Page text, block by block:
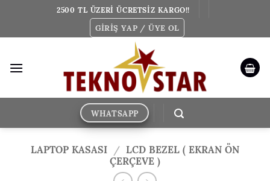
2500 TL ÜZERİ ÜCRETSİZ KARGO!!
GIRIŞ YAP / ÜYE OL
WHATSAPP
LAPTOP KASASI / LCD BEZEL ( EKRAN ÖN
ÇERÇEVE )